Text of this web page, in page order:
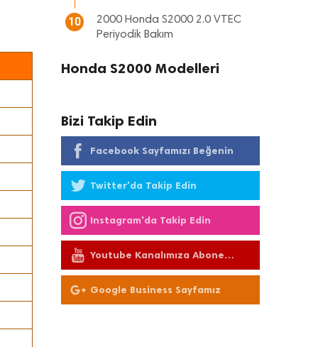
10
2000 Honda S2000 2.0 VTEC
Periyodik Bakım
Honda S2000 Modelleri
Bizi Takip Edin
Facebook Sayfamızı Beğenin
Twitter'da Takip Edin
Instagram'da Takip Edin
Youtube Kanalımıza Abone
Olun
Google Business Sayfamız